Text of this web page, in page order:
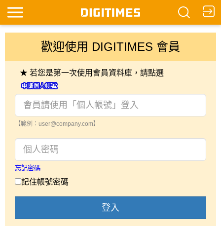
歡迎使用 DIGITIMES 會員
★ 若您是第一次使用會員資料庫，請點選
【範例：user@company.com】
忘記密碼
記住帳號密碼
登入